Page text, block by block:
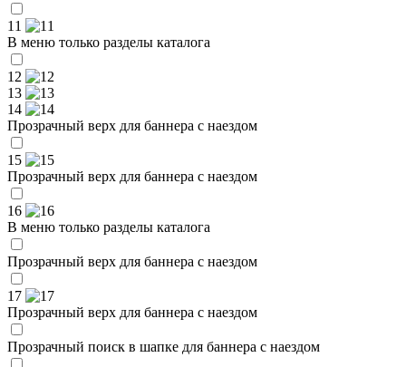
11
В меню только разделы каталога
12
13
14
Прозрачный верх для баннера с наездом
15
Прозрачный верх для баннера с наездом
16
В меню только разделы каталога
Прозрачный верх для баннера с наездом
17
Прозрачный верх для баннера с наездом
Прозрачный поиск в шапке для баннера с наездом